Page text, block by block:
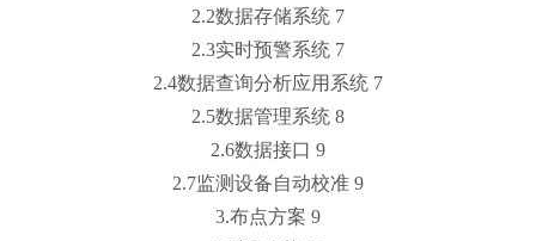
2.2数据存储系统 7
2.3实时预警系统 7
2.4数据查询分析应用系统 7
2.5数据管理系统 8
2.6数据接口 9
2.7监测设备自动校准 9
3.布点方案 9